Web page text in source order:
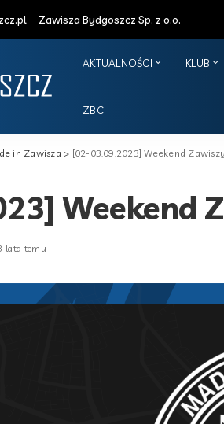
Zawisza Bydgoszcz Sp. z o.o.
AKTUALNOŚCI KLUB
ZBC
in Zawisza > [02-03.09.2023] Weekend
Weekend
lata temu